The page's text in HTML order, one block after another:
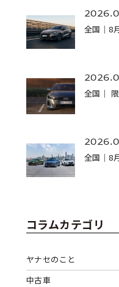
全国｜8
全国｜
全国｜8
コラムカテゴリ
ヤナセのこと
中古車